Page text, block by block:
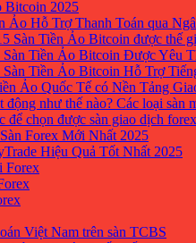
Bitcoin 2025
Ảo Hỗ Trợ Thanh Toán qua
Sàn Tiền Ảo Bitcoin được thế
Sàn Tiền Ảo Bitcoin Được Yêu
Sàn Tiền Ảo Bitcoin Hỗ Trợ
Ảo Quốc Tế có Nền Tảng
động như thế nào? Các loại sàn
để chọn được sàn giao dịch
Forex Mới Nhất 2025
Hiệu Quả Tốt Nhất 2025
Forex
Việt Nam trên sàn TCBS